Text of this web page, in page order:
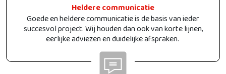
Heldere communicatie
Goede en heldere communicatie is de basis van ieder
succesvol project. Wij houden dan ook van korte lijnen,
eerlijke adviezen en duidelijke afspraken.